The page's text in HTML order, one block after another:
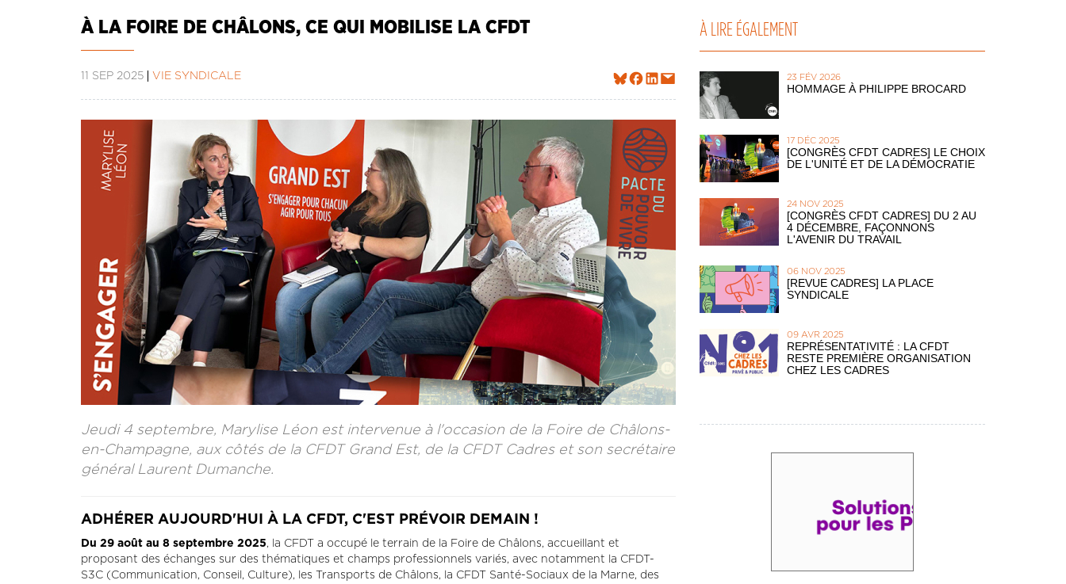
À LA FOIRE DE CHÂLONS, CE QUI MOBILISE LA CFDT
11 SEP 2025 VIE SYNDICALE
Jeudi 4 septembre, Marylise Léon est intervenue à l'occasion de la Foire de Châlons-
en-Champagne, aux côtés de la CFDT Grand Est, de la CFDT Cadres et son secrétaire
général Laurent Dumanche.
ADHÉRER AUJOURD'HUI À LA CFDT, C'EST PRÉVOIR DEMAIN !
Du 29 août au 8 septembre 2025, la CFDT a occupé le terrain de la Foire de Châlons, accueillant et
proposant des échanges sur des thématiques et champs professionnels variés, avec notamment la CFDT-
S3C (Communication, Conseil, Culture), les Transports de Châlons, la CFDT Santé-Sociaux de la Marne, des
À LIRE ÉGALEMENT
23 FÉV 2026
HOMMAGE À PHILIPPE BROCARD
17 DÉC 2025
[CONGRÈS CFDT CADRES] LE CHOIX
DE L'UNITÉ ET DE LA DÉMOCRATIE
24 NOV 2025
[CONGRÈS CFDT CADRES] DU 2 AU
4 DÉCEMBRE, FAÇONNONS
L'AVENIR DU TRAVAIL
06 NOV 2025
[REVUE CADRES] LA PLACE
SYNDICALE
09 AVR 2025
REPRÉSENTATIVITÉ : LA CFDT
RESTE PREMIÈRE ORGANISATION
CHEZ LES CADRES